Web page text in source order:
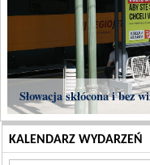
Słowacja skłócona i bez
KALENDARZ WYDARZEŃ